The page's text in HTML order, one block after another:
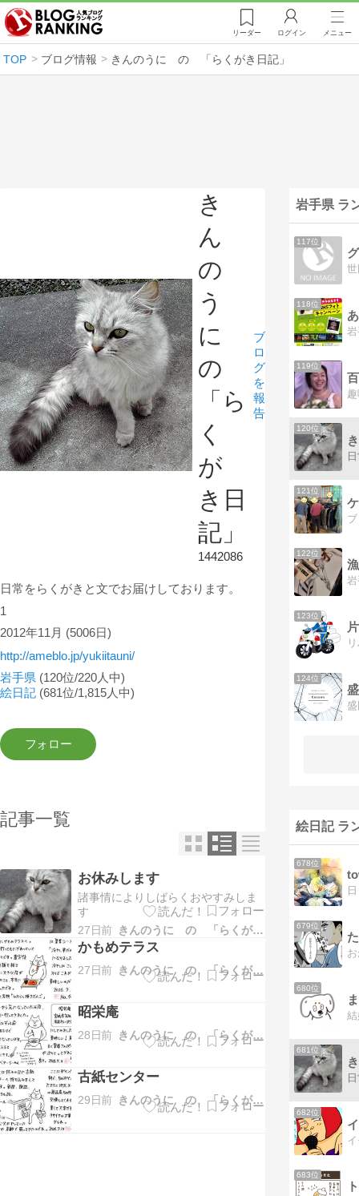
リーダー ログイン メニュー
TOP ブログ情報 きんのうに の 「らくがき日記」
き
ん
の
う
に
の
「ら
く
が
き日
記」
1442086
ブ
ロ
グ
を
報
告
日常をらくがきと文でお届けしております。
1
2012年11月 (5006日)
http://ameblo.jp/yukiitauni/
岩手県 (120位/220人中)
絵日記 (681位/1,815人中)
記事一覧
お休みします
諸事情によりしばらくおやすみしま
す
27日前
きんのうに の 「らくがき日記」
かもめテラス
27日前 きんのうに の 「らくがき日記」
昭栄庵
28日前 きんのうに の 「らくがき日記」
古紙センター
29日前 きんのうに の 「らくがき日記」
岩手県 ラ
117位
118位
119位
120位
121位
122位
123位
124位
絵日記 ラ
678位
679位
680位
681位
682位
683位